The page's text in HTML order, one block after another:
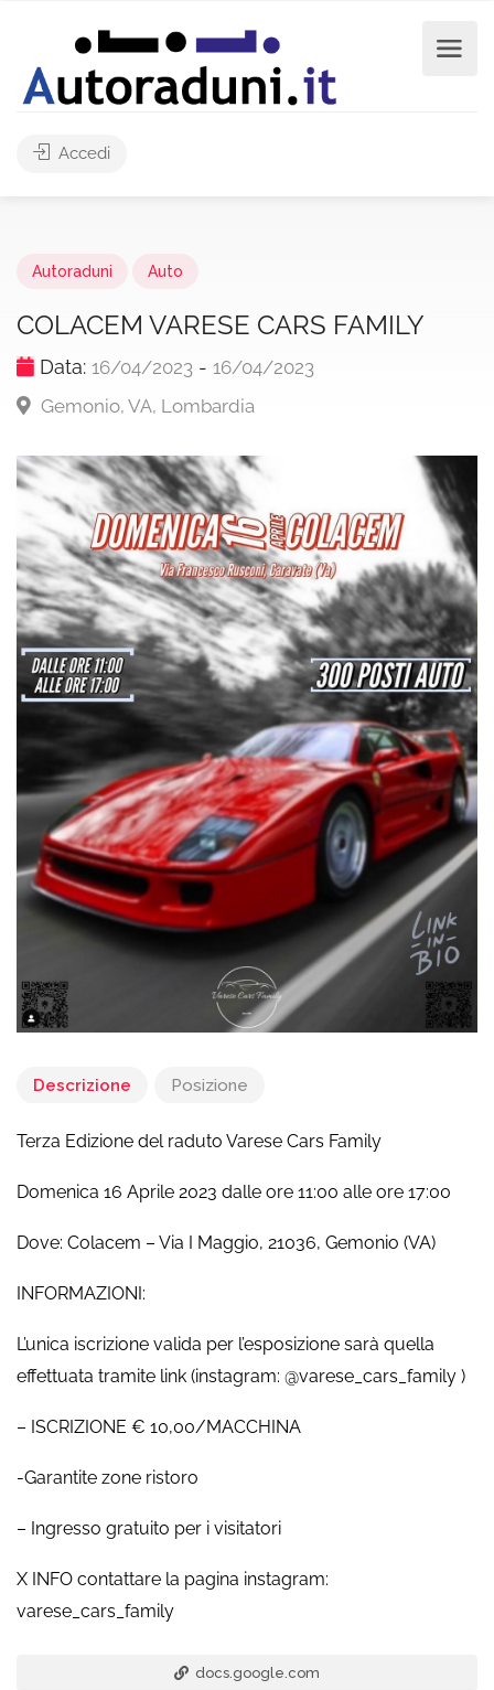
Accedi
Autoraduni Auto
COLACEM VARESE CARS FAMILY
Data: 16/04/2023 - 16/04/2023
Gemonio, VA, Lombardia
Descrizione Posizione
Terza Edizione del raduto Varese Cars Family
Domenica 16 Aprile 2023 dalle ore 11:00 alle ore 17:00
Dove: Colacem – Via I Maggio, 21036, Gemonio (VA)
INFORMAZIONI:
L’unica iscrizione valida per l’esposizione sarà quella
effettuata tramite link (instagram: @varese_cars_family )
– ISCRIZIONE € 10,00/MACCHINA
-Garantite zone ristoro
– Ingresso gratuito per i visitatori
X INFO contattare la pagina instagram:
varese_cars_family
docs.google.com